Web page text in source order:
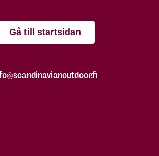
Gå till startsidan